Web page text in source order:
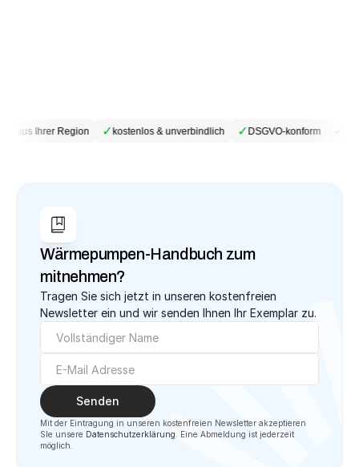
aus Ihrer Region ✓kostenlos & unverbindlich ✓DSGVO-konform ✓
Wärmepumpen-Handbuch zum
mitnehmen?
Tragen Sie sich jetzt in unseren kostenfreien
Newsletter ein und wir senden Ihnen Ihr Exemplar zu.
Senden
Mit der Eintragung in unseren kostenfreien Newsletter akzeptieren
SIe unsere Datenschutzerklärung . Eine Abmeldung ist jederzeit
möglich.